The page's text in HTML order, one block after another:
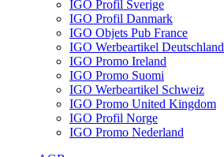
IGO Profil Sverige
IGO Profil Danmark
IGO Objets Pub France
IGO Werbeartikel Deutschland
IGO Promo Ireland
IGO Promo Suomi
IGO Werbeartikel Schweiz
IGO Promo United Kingdom
IGO Profil Norge
IGO Promo Nederland